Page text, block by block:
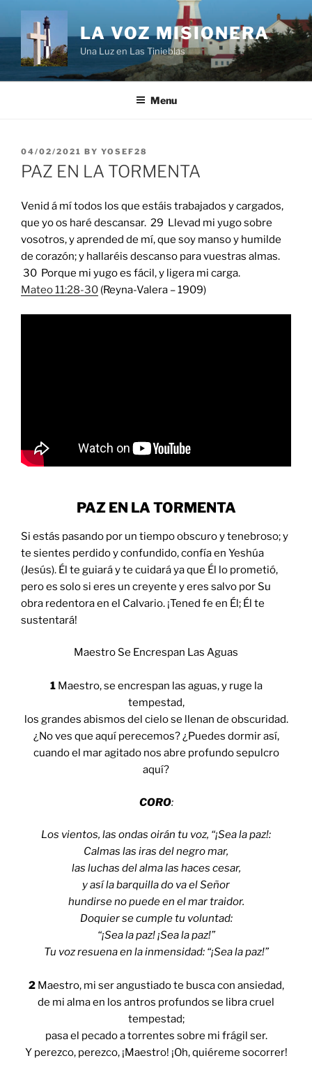
content
LA VOZ MISIONERA
Una Luz en Las Tinieblas
Menu
POSTED
ON
04/02/2021 BY YOSEF28
PAZ EN LA TORMENTA
Venid á mí todos los que estáis trabajados y cargados,
que yo os haré descansar. 29 Llevad mi yugo sobre
vosotros, y aprended de mí, que soy manso y humilde
de corazón; y hallaréis descanso para vuestras almas.
30 Porque mi yugo es fácil, y ligera mi carga.
Mateo 11:28-30 (Reyna-Valera – 1909)
PAZ EN LA TORMENTA
Si estás pasando por un tiempo obscuro y tenebroso; y
te sientes perdido y confundido, confía en Yeshúa
(Jesús). Él te guiará y te cuidará ya que Él lo prometió,
pero es solo si eres un creyente y eres salvo por Su
obra redentora en el Calvario. ¡Tened fe en Él; Él te
sustentará!
Maestro Se Encrespan Las Aguas
1Maestro, se encrespan las aguas, y ruge la
tempestad,
los grandes abismos del cielo se llenan de obscuridad.
¿No ves que aquí perecemos? ¿Puedes dormir así,
cuando el mar agitado nos abre profundo sepulcro
aquí?
CORO:
Los vientos, las ondas oirán tu voz, “¡Sea la paz!:
Calmas las iras del negro mar,
las luchas del alma las haces cesar,
y así la barquilla do va el Señor
hundirse no puede en el mar traidor.
Doquier se cumple tu voluntad:
“¡Sea la paz! ¡Sea la paz!”
Tu voz resuena en la inmensidad: “¡Sea la paz!”
2Maestro, mi ser angustiado te busca con ansiedad,
de mi alma en los antros profundos se libra cruel
tempestad;
pasa el pecado a torrentes sobre mi frágil ser.
Y perezco, perezco, ¡Maestro! ¡Oh, quiéreme socorrer!